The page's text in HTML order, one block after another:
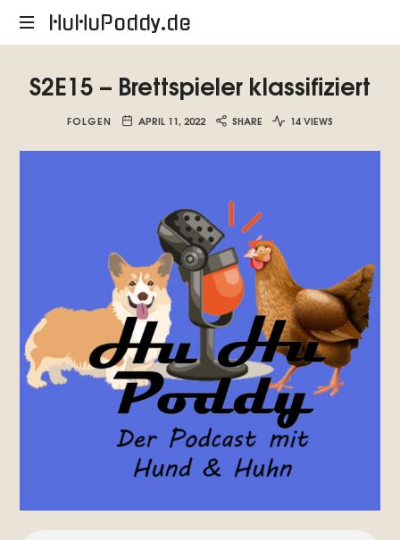
HuHuPoddy.de
HuHuPoddy.de
S2E15 – Brettspieler klassifiziert
FOLGEN APRIL 11, 2022 SHARE 14 VIEWS